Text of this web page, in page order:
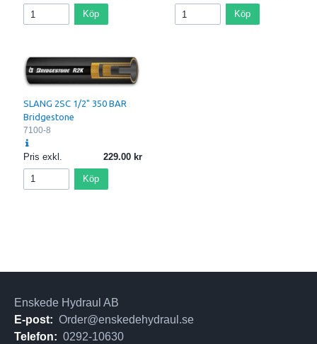
Köp Köp
SLANG 2SC 1/2" 350 BAR
Bridgestone
7100-8
Pris exkl. 229.00
Köp
Enskede Hydraul AB
E-post: Order@enskedehydraul.se
Telefon: 0292-10630